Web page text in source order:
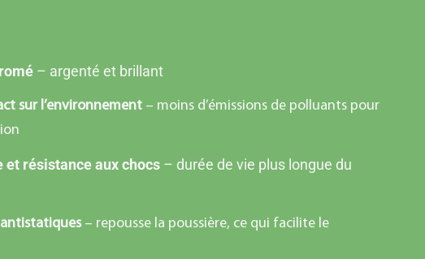
– argenté et brillant
sur l’environnement – moins d’émissions de polluants pour
résistance aux chocs – durée de vie plus longue du
– repousse la poussière, ce qui facilite le